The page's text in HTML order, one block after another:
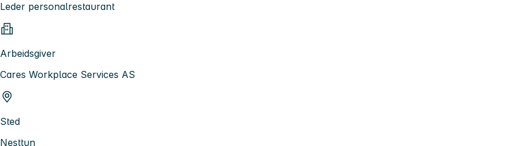
Leder personalrestaurant
Arbeidsgiver
Cares Workplace Services AS
Sted
Nesttun